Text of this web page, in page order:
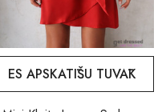
ES APSKATĪŠU TUVĀK